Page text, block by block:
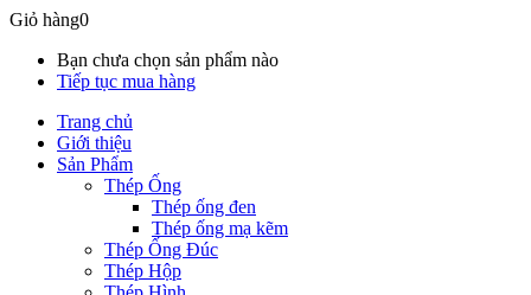
Giỏ hàng0
Bạn chưa chọn sản phẩm nào
Tiếp tục mua hàng
Trang chủ
Giới thiệu
Sản Phẩm
Thép Ống
Thép ống đen
Thép ống mạ kẽm
Thép Ống Đúc
Thép Hộp